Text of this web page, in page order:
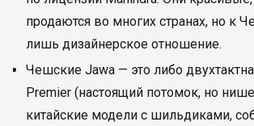
продаются во многих странах, но к
лишь дизайнерское отношение.
Чешские Jawa — это либо
Premier (настоящий потомок, но
китайские модели с шильдиками,